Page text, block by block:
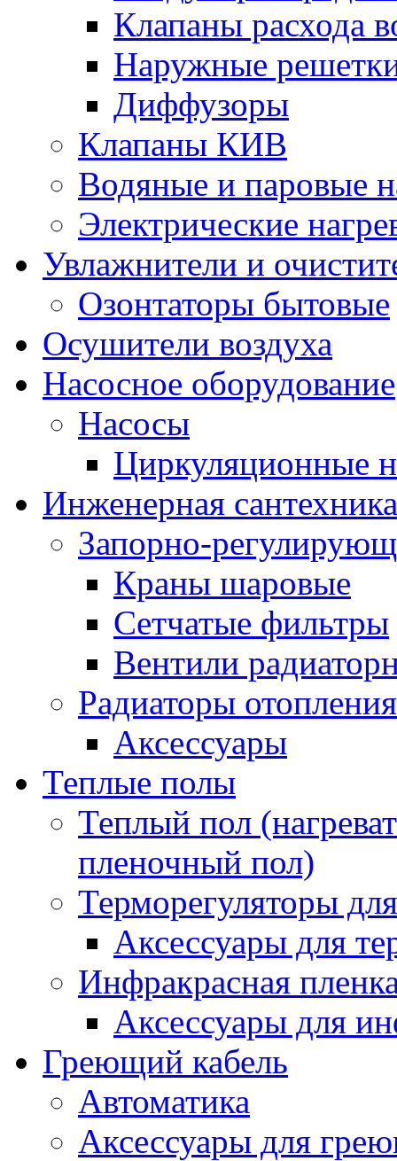
Клапаны расхода
Наружные
Диффузоры
Клапаны КИВ
Водяные и паровые
Электрические
Увлажнители и
Озонтаторы бытовые
Осушители воздуха
Насосное оборудование
Насосы
Циркуляционные
Инженерная сантехника
Запорно-
Краны шаровые
Сетчатые фильтры
Вентили
Радиаторы отопления
Аксессуары
Теплые полы
Теплый пол
пленочный пол)
Терморегуляторы
Аксессуары для
Инфракрасная
Аксессуары для
Греющий кабель
Автоматика
Аксессуары для